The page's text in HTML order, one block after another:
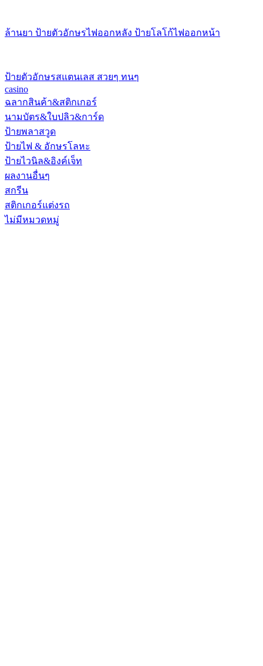
ล้านยา ป้ายตัวอักษรไฟออกหลัง ป้ายโลโก้ไฟออกหน้า
ป้ายตัวอักษรสแตนเลส สวยๆ ทนๆ
casino
ฉลากสินค้า&สติกเกอร์
นามบัตร&ใบปลิว&การ์ด
ป้ายพลาสวูด
ป้ายไฟ & อักษรโลหะ
ป้ายไวนิล&อิงค์เจ็ท
ผลงานอื่นๆ
สกรีน
สติกเกอร์แต่งรถ
ไม่มีหมวดหมู่